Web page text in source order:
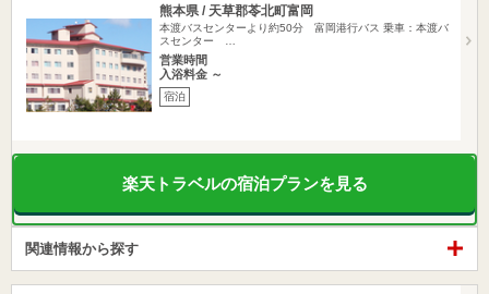
熊本県 / 天草郡苓北町富岡
本渡バスセンターより約50分 富岡港行バス 乗車：本渡バ
スセンター …
営業時間
入浴料金 ～
宿泊
楽天トラベルの宿泊プランを見る
関連情報から探す